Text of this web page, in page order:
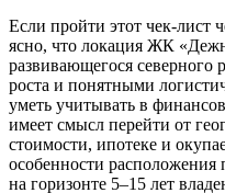
Если пройти этот чек-лист
ясно, что локация ЖК
развивающегося северного
роста и понятными
уметь учитывать в
имеет смысл перейти от
стоимости, ипотеке и
особенности расположения
на горизонте 5–15 лет